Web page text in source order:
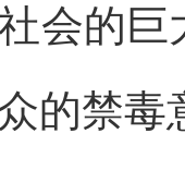
会的
的禁毒